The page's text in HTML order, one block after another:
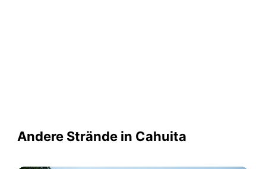
Andere Strände in Cahuita